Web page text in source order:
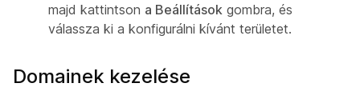
majd kattintson a Beállítások gombra, és
válassza ki a konfigurálni kívánt területet.
Domainek kezelése